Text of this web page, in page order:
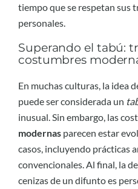
tiempo que se respetan sus
personales.
Superando el tabú:
costumbres
En muchas culturas, la idea
puede ser considerada un
inusual. Sin embargo, las
modernas parecen estar
casos, incluyendo prácticas
convencionales. Al final, la
cenizas de un difunto es